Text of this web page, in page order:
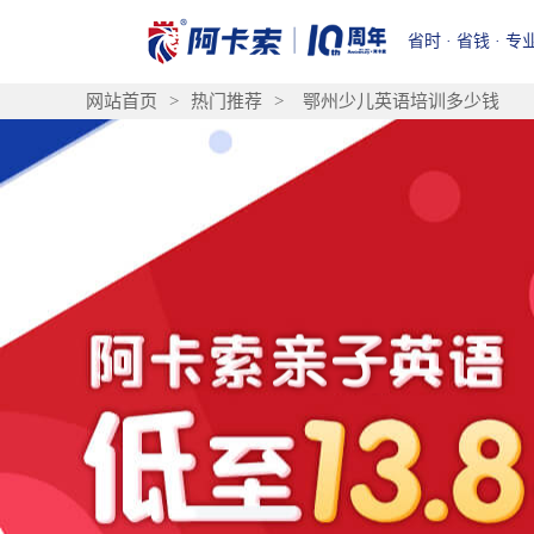
省时 · 省钱 · 专
网站首页 > 热门推荐 > 鄂州少儿英语培训多少钱